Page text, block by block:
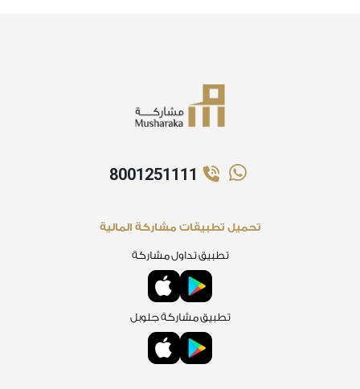
8001251111
تحميل تطبيقات مشاركة المالية
تطبيق تداول مشاركة
تطبيق مشاركة جلوبل